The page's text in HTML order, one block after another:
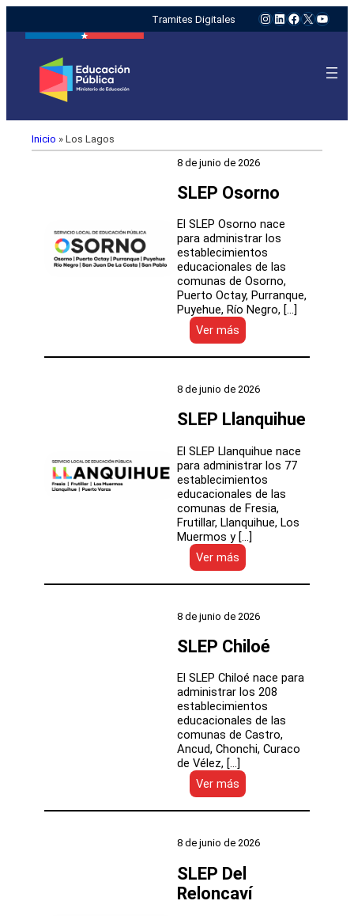
Tramites Digitales Instagram
LinkedIn
Facebook
X
Inicio » Los Lagos
8 de junio de 2026
SLEP Osorno
El SLEP Osorno nace
para administrar los
establecimientos
educacionales de las
comunas de Osorno,
Puerto Octay, Purranque,
Puyehue, Río Negro, […]
Ver más
SLEP
Osorno
8 de junio de 2026
SLEP Llanquihue
El SLEP Llanquihue nace
para administrar los 77
establecimientos
educacionales de las
comunas de Fresia,
Frutillar, Llanquihue, Los
Muermos y […]
Ver más
SLEP
Llanquihue
8 de junio de 2026
SLEP Chiloé
El SLEP Chiloé nace para
administrar los 208
establecimientos
educacionales de las
comunas de Castro,
Ancud, Chonchi, Curaco
de Vélez, […]
Ver más
SLEP
Chiloé
8 de junio de 2026
SLEP Del
Reloncaví